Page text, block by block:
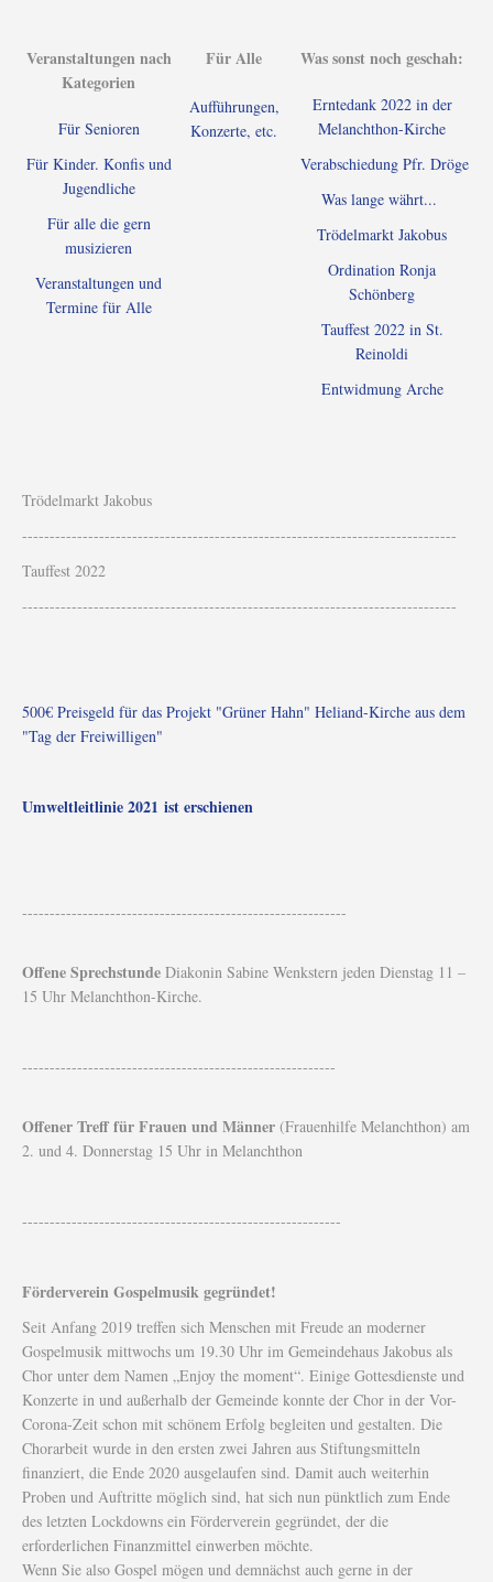
Veranstaltungen nach
Kategorien
Für Senioren
Für Kinder. Konfis und
Jugendliche
Für alle die gern
musizieren
Veranstaltungen und
Termine für Alle
Für Alle
Aufführungen,
Konzerte, etc.
Was sonst noch geschah:
Erntedank 2022 in der
Melanchthon-Kirche
Verabschiedung Pfr. Dröge
Was lange währt...
Trödelmarkt Jakobus
Ordination Ronja
Schönberg
Tauffest 2022 in St.
Reinoldi
Entwidmung Arche
Trödelmarkt Jakobus
-------------------------------------------------------------------------------
Tauffest 2022
-------------------------------------------------------------------------------
500€ Preisgeld für das Projekt "Grüner Hahn" Heliand-Kirche aus dem
"Tag der Freiwilligen"
Umweltleitlinie 2021 ist erschienen
-----------------------------------------------------------
Offene Sprechstunde Diakonin Sabine Wenkstern jeden Dienstag 11 –
15 Uhr Melanchthon-Kirche.
---------------------------------------------------------
Offener Treff für Frauen und Männer (Frauenhilfe Melanchthon) am
2. und 4. Donnerstag 15 Uhr in Melanchthon
----------------------------------------------------------
Förderverein Gospelmusik gegründet!
Seit Anfang 2019 treffen sich Menschen mit Freude an moderner
Gospelmusik mittwochs um 19.30 Uhr im Gemeindehaus Jakobus als
Chor unter dem Namen „Enjoy the moment“. Einige Gottesdienste und
Konzerte in und außerhalb der Gemeinde konnte der Chor in der Vor-
Corona-Zeit schon mit schönem Erfolg begleiten und gestalten. Die
Chorarbeit wurde in den ersten zwei Jahren aus Stiftungsmitteln
finanziert, die Ende 2020 ausgelaufen sind. Damit auch weiterhin
Proben und Auftritte möglich sind, hat sich nun pünktlich zum Ende
des letzten Lockdowns ein Förderverein gegründet, der die
erforderlichen Finanzmittel einwerben möchte.
Wenn Sie also Gospel mögen und demnächst auch gerne in der